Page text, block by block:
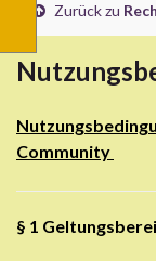
Zurück zu
Community
§ 1